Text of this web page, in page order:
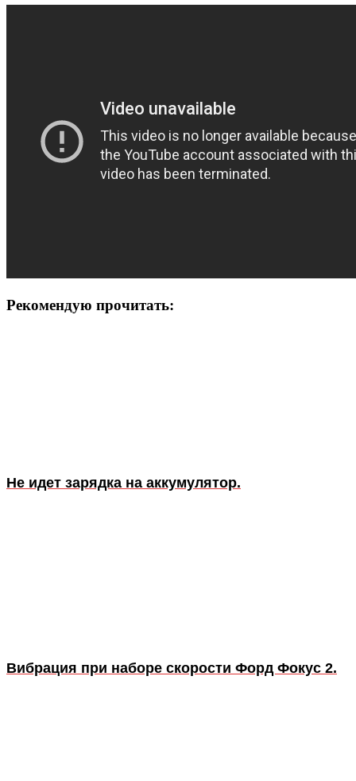
Рекомендую прочитать:
Не идет зарядка на аккумулятор.
Вибрация при наборе скорости Форд Фокус 2.